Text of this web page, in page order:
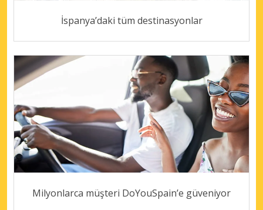
İspanya’daki tüm destinasyonlar
Milyonlarca müşteri DoYouSpain’e güveniyor